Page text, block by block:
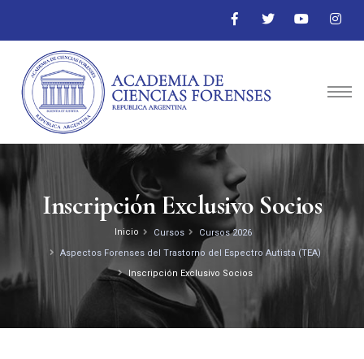
Inicio Cursos
Cursos 2026
Aspectos Forenses del Trastorno del Espectro Autista (TEA)
Inscripción Exclusivo Socios
Inscripción Exclusivo Socios